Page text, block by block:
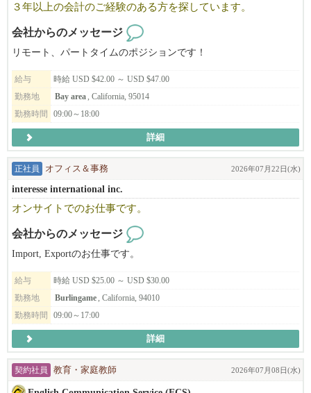
NAŌRUで働く魅力
・時給$30〜（経験・能力により優遇）
・トップスタイリストMiki（中医学博士）から直接学べる環境
・東洋医学・筋膜・経絡理論を取り入れた、他にはない技術が身
につきます
・柔軟なシフト制・日本語が通じる安心の職場
・少人数で落ち着いた、アットホームな雰囲気
▼ご応募はこちら
日本語でMIKIまでご連絡ください！
NAO'RU Beauty Salon
Tel: 408-309-9557 (テキストOK)
Address: 1082 E El Camino Rl. #4, Sunnyvale, CA 94087
ビザサポートについて
長く働いてくださる方、スキルや姿勢がサロンとマッチした方に
は、Eビザサポートも検討可能です（条件あり）。
あなたの「好き」や「経験」を活かして、NAŌRUで、より深く、
美容と健康の世界に触れてみませんか？
ご応募を心よりお待ちしております。
３年以上の会計のご経験のある方を探しています。
会社からのメッセージ
リモート、パートタイムのポジションです！
給与
時給 USD $42.00 ～ USD $47.00
勤務地
Bay area, California, 95014
勤務時間
09:00～18:00
詳細
正社員 オフィス＆事務 2026年07月22日(水)
interesse international inc.
オンサイトでのお仕事です。
会社からのメッセージ
Import, Exportのお仕事です。
給与
時給 USD $25.00 ～ USD $30.00
勤務地
Burlingame, California, 94010
勤務時間
09:00～17:00
詳細
契約社員 教育・家庭教師 2026年07月08日(水)